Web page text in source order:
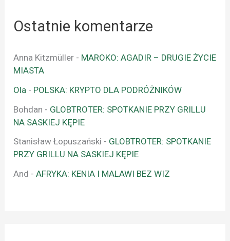
Ostatnie komentarze
Anna Kitzmüller - MAROKO: AGADIR – DRUGIE ŻYCIE
MIASTA
Ola - POLSKA: KRYPTO DLA PODRÓŻNIKÓW
Bohdan - GLOBTROTER: SPOTKANIE PRZY GRILLU
NA SASKIEJ KĘPIE
Stanisław Łopuszański - GLOBTROTER: SPOTKANIE
PRZY GRILLU NA SASKIEJ KĘPIE
And -AFRYKA: KENIA I MALAWI BEZ WIZ